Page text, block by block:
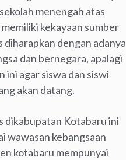
menengah atas
kekayaan sumber
diharapkan dengan adanya
dan bernegara, apalagi
agar siswa dan siswi
akan datang.
dikabupatan Kotabaru ini
wawasan kebangsaan
kotabaru mempunyai